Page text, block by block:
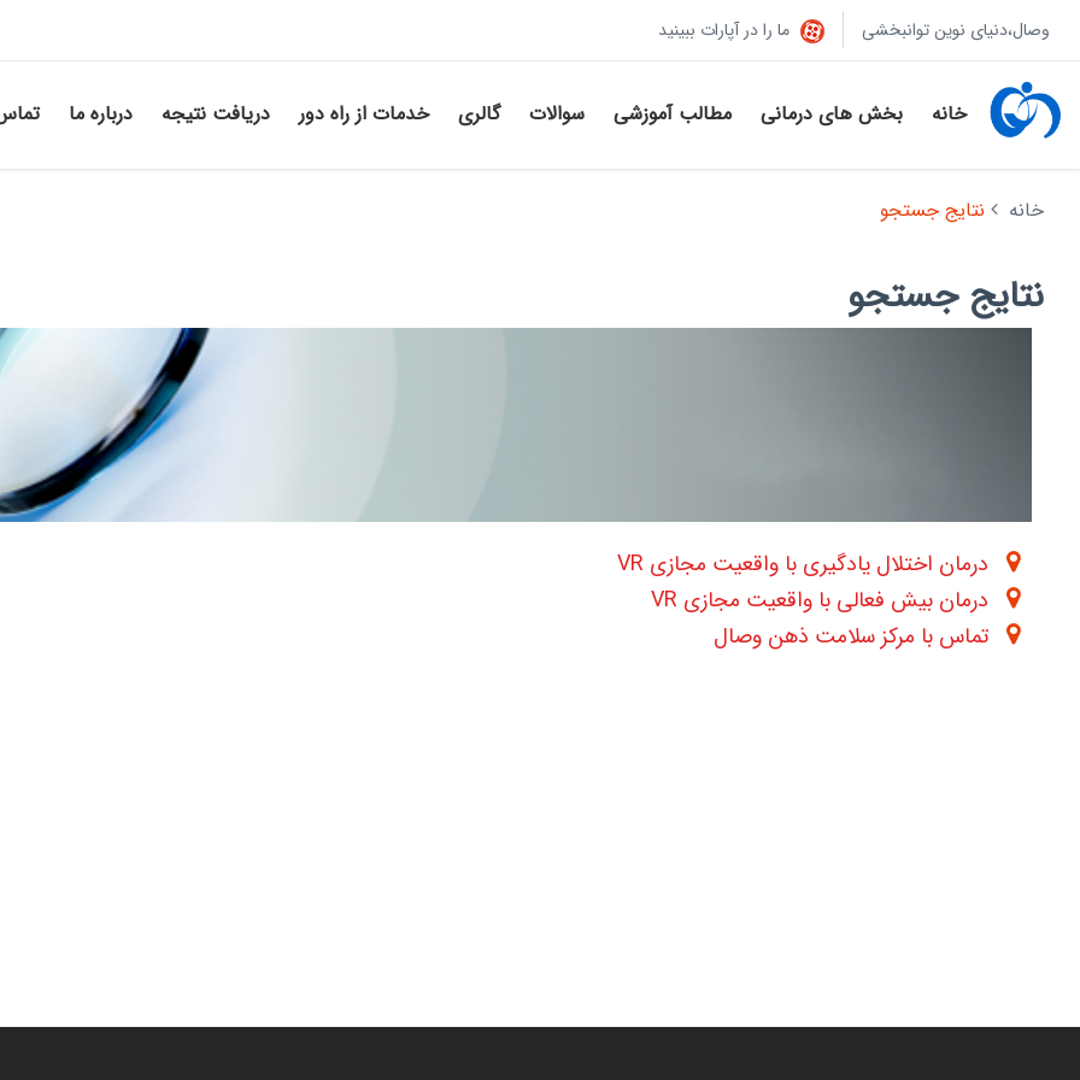
وصال،دنیای نوین توانبخشی ما را در آپارات ببینید
خانه بخش های درمانی مطالب آموزشی سوالات گالری خدمات از راه دور دریافت نتیجه درباره ما
خانه نتایج جستجو
نتایج جستجو
درمان اختلال یادگیری با واقعیت مجازی VR
درمان بیش فعالی با واقعیت مجازی VR
تماس با مرکز سلامت ذهن وصال